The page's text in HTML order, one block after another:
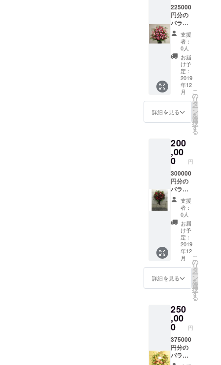
の誕生
日など
もスケ
ジュー
ル管理
させて
頂き ご
指定の
日時に
お届け
しま
す。
もしく
は、大
切な方
にＥＣ
サイト
からア
レンジ
メント
もしく
は花束
をお送
り いた
しま
す。 支
援して
頂いた
生日、
記念
日、大
切な方
の誕生
日など
もスケ
ジュー
ル管理
させて
頂き ご
指定の
日時に
お届け
しま
す。
225000
円分の
バラの
花をお
送りい
たしま
す。
5000円
分、
10000
円分、
２万円
分のお
花を数
回に分
ける事
です。
支援し
て頂い
た方に
もしく
は、大
切な方
にＥＣ
サイト
からア
レンジ
メント
もしく
は花束
をお送
り いた
しま
す。 支
援して
頂いた
生日、
記念
日、大
切な方
の誕生
日など
もスケ
ジュー
支援
者：
0人
お届
け予
定：
2019
年12
月
詳細を見る
こ
の
リ
タ
ー
ン
を
選
択
す
る
200
,00
0 円
300000
円分の
バラの
花をお
送りい
たしま
す。
5000円
分、
10000
円分、
２万円
分のお
花を数
回に分
ける事
です。
支援し
て頂い
た方に
もしく
は、大
切な方
にＥＣ
支援
者：
0人
お届
け予
定：
2019
年12
月
詳細を見る
こ
の
リ
タ
ー
ン
を
選
択
す
る
250
,00
0 円
375000
円分の
バラの
花をお